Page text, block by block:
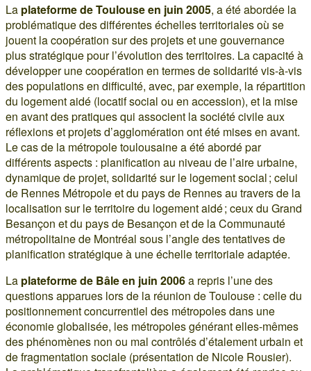
La plateforme de Toulouse en juin 2005, a été abordée la
problématique des différentes échelles territoriales où se
jouent la coopération sur des projets et une gouvernance
plus stratégique pour l’évolution des territoires. La capacité à
développer une coopération en termes de solidarité vis-à-vis
des populations en difficulté, avec, par exemple, la répartition
du logement aidé (locatif social ou en accession), et la mise
en avant des pratiques qui associent la société civile aux
réflexions et projets d’agglomération ont été mises en avant.
Le cas de la métropole toulousaine a été abordé par
différents aspects : planification au niveau de l’aire urbaine,
dynamique de projet, solidarité sur le logement social ; celui
de Rennes Métropole et du pays de Rennes au travers de la
localisation sur le territoire du logement aidé ; ceux du Grand
Besançon et du pays de Besançon et de la Communauté
métropolitaine de Montréal sous l’angle des tentatives de
planification stratégique à une échelle territoriale adaptée.
La plateforme de Bâle en juin 2006a repris l’une des
questions apparues lors de la réunion de Toulouse : celle du
positionnement concurrentiel des métropoles dans une
économie globalisée, les métropoles générant elles-mêmes
des phénomènes non ou mal contrôlés d’étalement urbain et
de fragmentation sociale (présentation de Nicole Rousier).